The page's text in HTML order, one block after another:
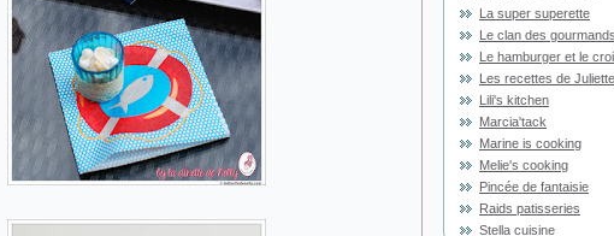
La super superette
Le clan des gourmands
Le hamburger et le
Les recettes de Juliette
Lili's kitchen
Marcia'tack
Marine is cooking
Melie's cooking
Pincée de fantaisie
Raids patisseries
Stella cuisine